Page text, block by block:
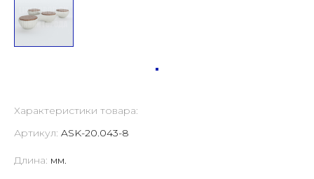
Характеристики товара:
Артикул: ASK-20.043-8
Длина: мм.